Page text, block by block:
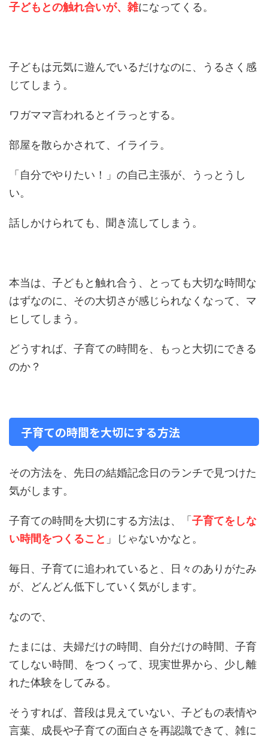
子どもとの触れ合いが、雑になってくる。
子どもは元気に遊んでいるだけなのに、うるさく感
じてしまう。
ワガママ言われるとイラっとする。
部屋を散らかされて、イライラ。
「自分でやりたい！」の自己主張が、うっとうし
い。
話しかけられても、聞き流してしまう。
本当は、子どもと触れ合う、とっても大切な時間な
はずなのに、その大切さが感じられなくなって、マ
ヒしてしまう。
どうすれば、子育ての時間を、もっと大切にできる
のか？
子育ての時間を大切にする方法
その方法を、先日の結婚記念日のランチで見つけた
気がします。
子育ての時間を大切にする方法は、「 子育てをしな
い時間をつくること 」じゃないかなと。
毎日、子育てに追われていると、日々のありがたみ
が、どんどん低下していく気がします。
なので、
たまには、夫婦だけの時間、自分だけの時間、子育
てしない時間、をつくって、現実世界から、少し離
れた体験をしてみる。
そうすれば、普段は見えていない、子どもの表情や
言葉、成長や子育ての面白さを再認識できて、雑に